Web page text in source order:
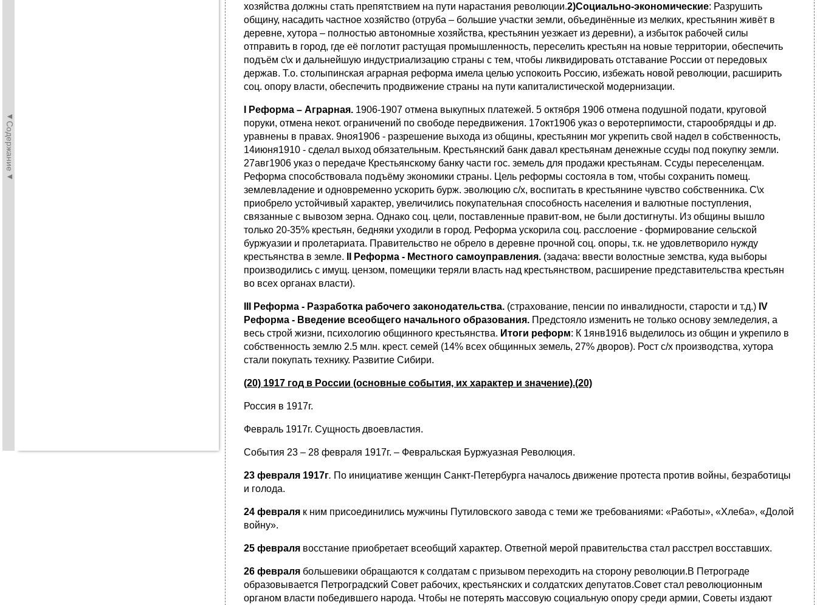
◄Содержание◄
хозяйства должны стать препятствием на пути нарастания революции.2)Социально-экономические: Разрушить
общину, насадить частное хозяйство (отруба – большие участки земли, объединённые из мелких, крестьянин живёт в
деревне, хутора – полностью автономные хозяйства, крестьянин уезжает из деревни), а избыток рабочей силы
отправить в город, где её поглотит растущая промышленность, переселить крестьян на новые территории, обеспечить
подъём с\х и дальнейшую индустриализацию страны с тем, чтобы ликвидировать отставание России от передовых
держав. Т.о. столыпинская аграрная реформа имела целью успокоить Россию, избежать новой революции, расширить
соц. опору власти, обеспечить продвижение страны на пути капиталистической модернизации.
Реформа – Аграрная. 1906-1907 отмена выкупных платежей. 5 октября 1906 отмена подушной подати, круговой
поруки, отмена некот. ограничений по свободе передвижения. 17окт1906 указ о веротерпимости, старообрядцы и др.
уравнены в правах. 9ноя1906 - разрешение выхода из общины, крестьянин мог укрепить свой надел в собственность,
14июня1910 - сделал выход обязательным. Крестьянский банк давал крестьянам денежные ссуды под покупку земли.
27авг1906 указ о передаче Крестьянскому банку части гос. земель для продажи крестьянам. Ссуды переселенцам.
Реформа способствовала подъёму экономики страны. Цель реформы состояла в том, чтобы сохранить помещ.
землевладение и одновременно ускорить бурж. эволюцию с/х, воспитать в крестьянине чувство собственника. С\х
приобрело устойчивый характер, увеличились покупательная способность населения и валютные поступления,
связанные с вывозом зерна. Однако соц. цели, поставленные правит-вом, не были достигнуты. Из общины вышло
только 20-35% крестьян, бедняки уходили в город. Реформа ускорила соц. расслоение - формирование сельской
буржуазии и пролетариата. Правительство не обрело в деревне прочной соц. опоры, т.к. не удовлетворило нужду
крестьянства в земле.
Реформа - Местного самоуправления. (задача: ввести волостные земства, куда выборы
производились с имущ. цензом, помещики теряли власть над крестьянством, расширение представительства крестьян
во всех органах власти).
Реформа - Разработка рабочего законодательства. (страхование, пенсии по инвалидности, старости и т.д.) IV
Реформа - Введение всеобщего начального образования. Предстояло изменить не только основу земледелия, а
весь строй жизни, психологию общинного крестьянства. Итоги реформ: К 1янв1916 выделилось из общин и укрепило в
собственность землю 2.5 млн. крест. семей (14% всех общинных земель, 27% дворов). Рост с/х производства, хутора
стали покупать технику. Развитие Сибири.
(20) 1917 год в России (основные события, их характер и значение).(20)
Россия в 1917г.
Февраль 1917г. Сущность двоевластия.
События 23 – 28 февраля 1917г. – Февральская Буржуазная Революция.
23 февраля 1917г. По инициативе женщин Санкт-Петербурга началось движение протеста против войны, безработицы
и голода.
24 февраля к ним присоединились мужчины Путиловского завода с теми же требованиями: «Работы», «Хлеба», «Долой
войну».
25 февраля восстание приобретает всеобщий характер. Ответной мерой правительства стал расстрел восставших.
26 февраля большевики обращаются к солдатам с призывом переходить на сторону революции.В Петрограде
образовывается Петроградский Совет рабочих, крестьянских и солдатских депутатов.Совет стал революционным
органом власти победившего народа. Чтобы не потерять массовую социальную опору среди армии, Советы издают